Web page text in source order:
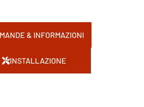
& INFORMAZIONI
INSTALLAZIONE